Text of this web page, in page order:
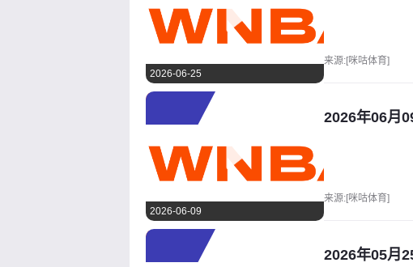
2026-06-25
来源:[咪咕体育]
2026-06-09
2026年06月
来源:[咪咕体育]
2026年05月